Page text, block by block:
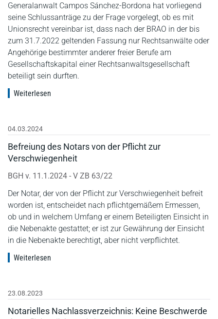
Generalanwalt Campos Sánchez-Bordona hat vorliegend
seine Schlussanträge zu der Frage vorgelegt, ob es mit
Unionsrecht vereinbar ist, dass nach der BRAO in der bis
zum 31.7.2022 geltenden Fassung nur Rechtsanwälte oder
Angehörige bestimmter anderer freier Berufe am
Gesellschaftskapital einer Rechtsanwaltsgesellschaft
beteiligt sein durften.
Weiterlesen
04.03.2024
Befreiung des Notars von der Pflicht zur
Verschwiegenheit
BGH v. 11.1.2024 - V ZB 63/22
Der Notar, der von der Pflicht zur Verschwiegenheit befreit
worden ist, entscheidet nach pflichtgemäßem Ermessen,
ob und in welchem Umfang er einem Beteiligten Einsicht in
die Nebenakte gestattet; er ist zur Gewährung der Einsicht
in die Nebenakte berechtigt, aber nicht verpflichtet.
Weiterlesen
23.08.2023
Notarielles Nachlassverzeichnis: Keine Beschwerde